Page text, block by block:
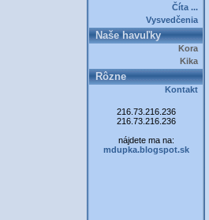
Číta ...
Vysvedčenia
Naše havuľky
Kora
Kika
Rôzne
Kontakt
216.73.216.236
216.73.216.236
nájdete ma na:
mdupka.blogspot.sk